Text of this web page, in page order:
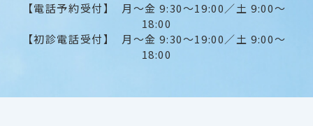
【電話予約受付】 月～金 9:30〜19:00／土 9:00～
18:00
【初診電話受付】 月～金 9:30〜19:00／土 9:00～
18:00